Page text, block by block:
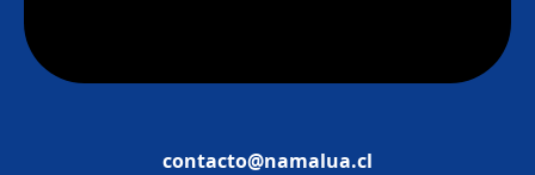
contacto@namalua.cl